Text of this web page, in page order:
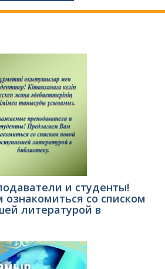
и студенты!
со списком
литературой в